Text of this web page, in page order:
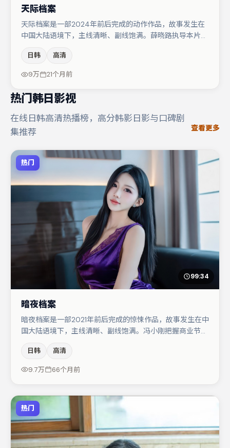
天际档案
天际档案是一部2024年前后完成的动作作品，故事发生在
中国大陆语境下，主线清晰、副线饱满。薛晓路执导本片，
当。主演阵容包括赵丽颖、弗洛伦丝·皮尤、裴斗娜等，角
色动机前后呼应，适合喜欢抠台词与伏笔的观众。整体完成
度较高，适合周末一口气追完。
日韩 高清
9万 21个月前
热门韩日影视
在线日韩高清热播榜，高分韩影日影与口碑剧
集推荐
查看更多
热门
99:34
暗夜档案
暗夜档案是一部2021年前后完成的惊悚作品，故事发生在中
国大陆语境下，主线清晰、副线饱满。冯小刚把握商业节奏
在片中承担叙事驱动，周迅、梁朝伟分别提供反差与喜剧/
悬疑调剂（视场次而定）。整体完成度较高，适合周末一口
日韩 高清
9.7万 66个月前
热门